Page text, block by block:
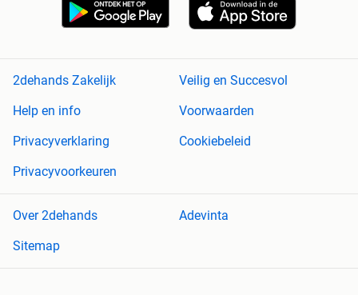
2dehands Zakelijk
Veilig en Succesvol
Help en info
Voorwaarden
Privacyverklaring
Cookiebeleid
Privacyvoorkeuren
Over 2dehands
Adevinta
Sitemap